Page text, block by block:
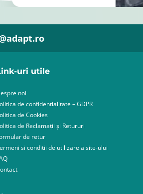
uri utile
noi
de confidentialitate – GDPR
de Cookies
de Reclamații și Retururi
de retur
si conditii de utilizare a site-ului